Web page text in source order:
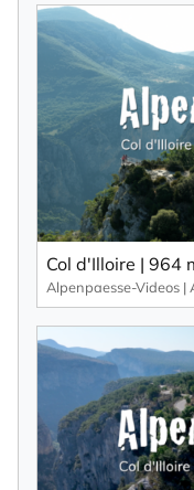
Ihrer Daten gemäß der
Newsletter